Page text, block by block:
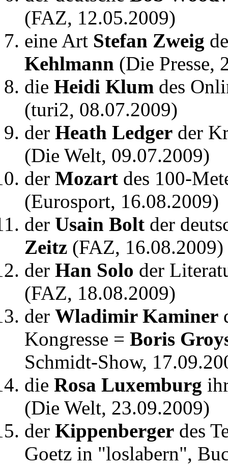
(FAZ, 12.05.2009)
eine Art Stefan Zweig
Kehlmann (Die Presse,
die Heidi Klum des
(turi2, 08.07.2009)
der Heath Ledger der
(Die Welt, 09.07.2009)
der Mozart des 100-
(Eurosport, 16.08.2009)
der Usain Bolt der
Zeitz (FAZ, 16.08.2009)
der Han Solo der
(FAZ, 18.08.2009)
der Wladimir Kaminer
Kongresse = Boris
Schmidt-Show,
die Rosa Luxemburg
(Die Welt, 23.09.2009)
der Kippenberger des
Goetz in "loslabern",